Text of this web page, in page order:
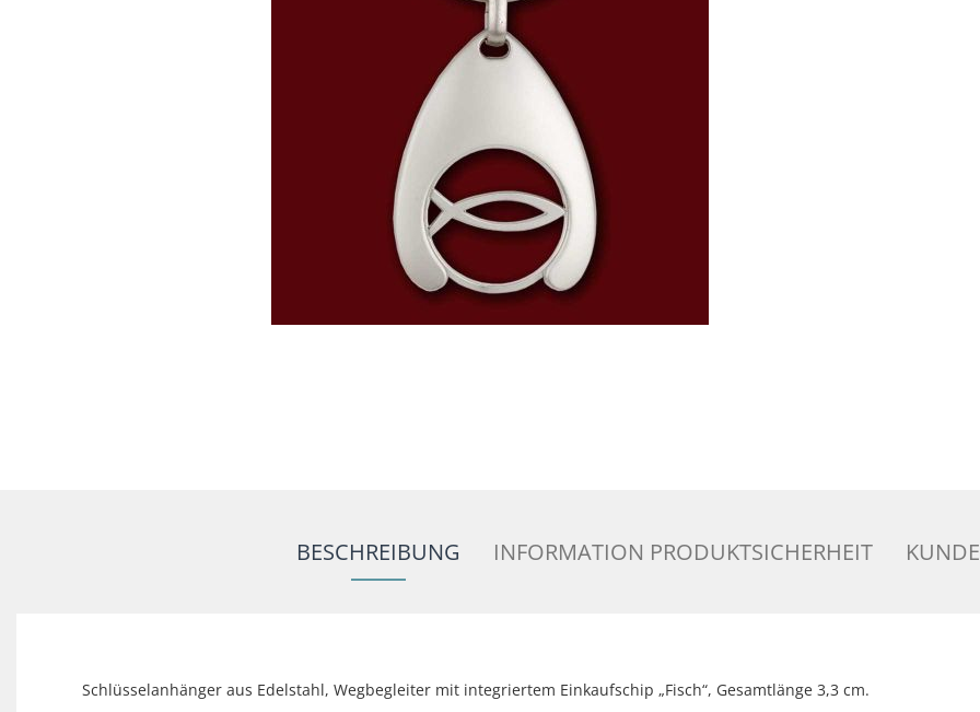
BESCHREIBUNG INFORMATION PRODUKTSICHERHEIT
Schlüsselanhänger aus Edelstahl, Wegbegleiter mit integriertem Einkaufschip „Fisch“, Gesamtlänge 3,3 cm.